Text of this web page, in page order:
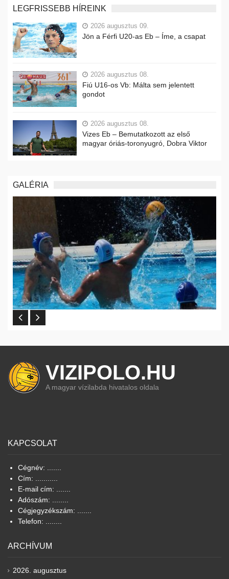
LEGFRISSEBB HÍREINK
2026 augusztus 09.
Jön a Férfi U20-as Eb – Íme, a csapat
2026 augusztus 08.
Fiú U16-os Vb: Málta sem jelentett
gondot
2026 augusztus 08.
Vizes Eb – Bemutatkozott az első
magyar óriás-toronyugró, Dobra Viktor
GALÉRIA
VIZIPOLO.HU
A magyar vízilabda hivatalos oldala
KAPCSOLAT
Cégnév: .......
Cím: ...........
E-mail cím: .......
Adószám: ........
Cégjegyzékszám: .......
Telefon: ........
ARCHÍVUM
2026. augusztus